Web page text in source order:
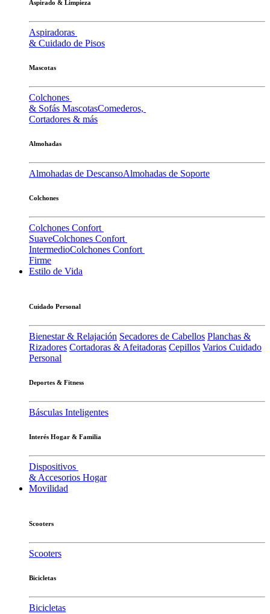
Aspirado & Limpieza
Aspiradoras
& Cuidado de Pisos
Mascotas
Colchones
& Sofás MascotasComederos,
Cortadores & más
Almohadas
Almohadas de DescansoAlmohadas de Soporte
Colchones
Colchones Confort
SuaveColchones Confort
IntermedioColchones Confort
Firme
Estilo de Vida
Cuidado Personal
Bienestar & Relajación Secadores de Cabellos Planchas &
Rizadores Cortadoras & Afeitadoras Cepillos Varios Cuidado
Personal
Deportes & Fitness
Básculas Inteligentes
Interés Hogar & Familia
Dispositivos
& Accesorios Hogar
Movilidad
Scooters
Scooters
Bicicletas
Bicicletas